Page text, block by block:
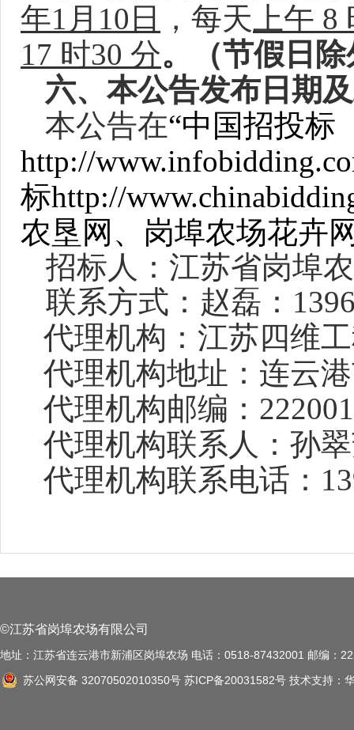
年1月10日
，每天 上午
17 时30 分。（节假日
六、本公告发布日期
本公告在“中国招投标
http://
标http://
农垦网、岗埠农场花卉
招标人：江苏省岗埠
联系方式：赵磊：
代理机构：江苏四维
代理机构地址：连云
代理机构邮编：222001
代理机构联系人：孙
代理机构联系电话：
©江苏省岗埠农场有限公司
地址：江苏省连云港市新浦区岗埠农场 电话：0518-87432001 邮编：
苏公网安备 32070502010350号 苏ICP备20031582号 技术支持：